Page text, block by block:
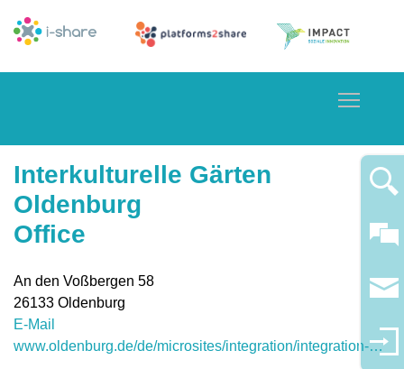
Interkulturelle Gärten
Oldenburg
Office
An den Voßbergen 58
26133 Oldenburg
E-Mail
www.oldenburg.de/de/microsites/integration/integration-projektfoerderung/laufende-projekte/interkulturelle-gaerten.html